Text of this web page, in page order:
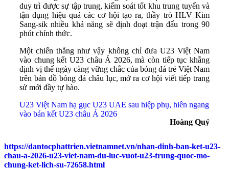
duy trì được sự tập trung, kiểm soát tốt khu trung tuyến và
tận dụng hiệu quả các cơ hội tạo ra, thầy trò HLV Kim
Sang-sik nhiều khả năng sẽ định đoạt trận đấu trong 90
phút chính thức.
Một chiến thắng như vậy không chỉ đưa U23 Việt Nam
vào chung kết U23 châu Á 2026, mà còn tiếp tục khẳng
định vị thế ngày càng vững chắc của bóng đá trẻ Việt Nam
trên bản đồ bóng đá châu lục, mở ra cơ hội viết tiếp trang
sử mới đầy tự hào.
U23 Việt Nam hạ gục U23 UAE sau hiệp phụ, hiên ngang
vào bán kết U23 châu Á 2026
Hoàng Quý
https://dantocphattrien.vietnamnet.vn/nhan-dinh-ban-ket-u23-
chau-a-2026-u23-viet-nam-du-luc-vuot-u23-trung-quoc-mo-
chung-ket-lich-su-72658.html